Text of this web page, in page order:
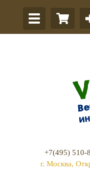
+7(495) 510-
г. Москва,